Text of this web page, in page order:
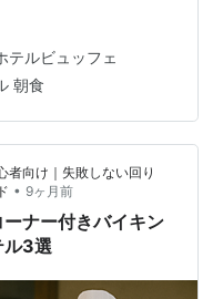
、ドーミーインなどの
ると宿泊費は二人で
幹線のチケットにホテ
だと、シティホテルに
そうです。 大阪を旅行
テルビュッフェ
朝食
者向け｜失敗しない回り
• 9ヶ月前
ーナー付きバイキン
ル3選